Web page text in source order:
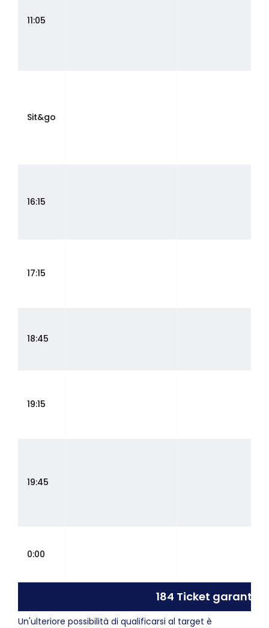
184 Ticket garantiti
11:05
Sit&go
16:15
17:15
18:45
19:15
19:45
0:00
Un'ulteriore possibilità di qualificarsi al target è